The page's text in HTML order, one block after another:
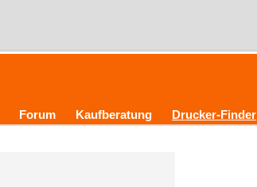
Forum Kaufberatung Drucker-Finder